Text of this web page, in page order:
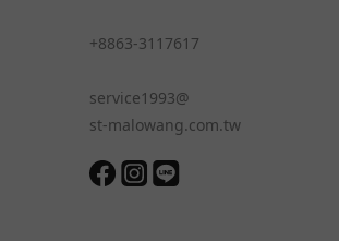
+8863-3117617
service1993@
st-malowang.com.tw